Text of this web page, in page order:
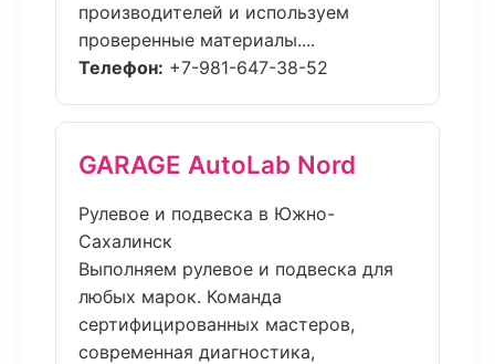
производителей и используем
проверенные материалы....
Телефон: +7-981-647-38-52
GARAGE AutoLab Nord
Рулевое и подвеска в Южно-
Сахалинск
Выполняем рулевое и подвеска для
любых марок. Команда
сертифицированных мастеров,
современная диагностика,